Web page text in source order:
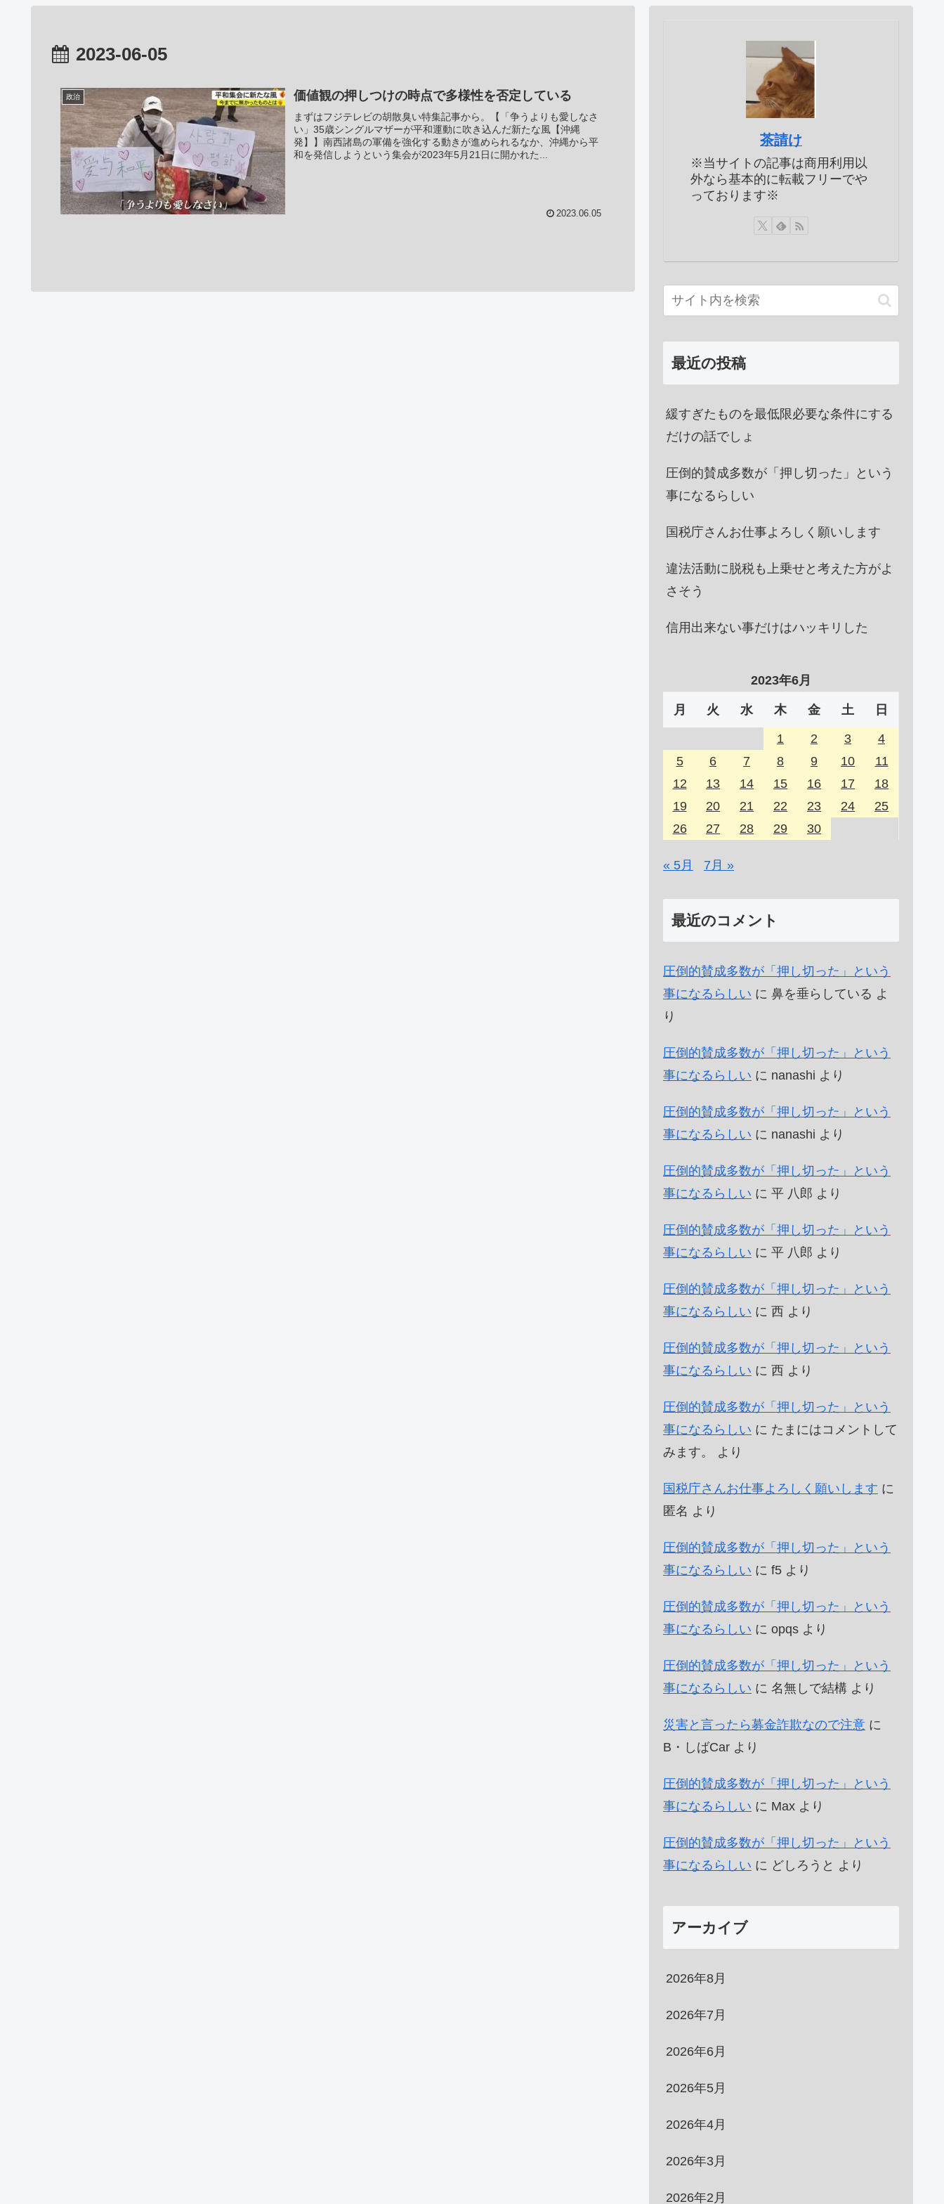
2023-06-05
政治 価値観の押しつけの時点で多様性を否定している
まずはフジテレビの胡散臭い特集記事から。【「争うよりも愛しなさ
い」35歳シングルマザーが平和運動に吹き込んだ新たな風【沖縄
発】】南西諸島の軍備を強化する動きが進められるなか、沖縄から平
和を発信しようという集会が2023年5月21日に開かれた...
2023.06.05
茶請け
※当サイトの記事は商用利用以
外なら基本的に転載フリーでや
っております※
最近の投稿
緩すぎたものを最低限必要な条件にする
だけの話でしょ
圧倒的賛成多数が「押し切った」という
事になるらしい
国税庁さんお仕事よろしく願いします
違法活動に脱税も上乗せと考えた方がよ
さそう
信用出来ない事だけはハッキリした
2023年6月
月 火 水 木 金 土 日
1 2 3
4
5
6 7 8 9 10
11
12
13 14 15 16 17
18
19
20 21 22 23 24
25
26
27 28 29 30
« 5月 7月 »
最近のコメント
圧倒的賛成多数が「押し切った」という
事になるらしい に 鼻を垂らしている よ
り
圧倒的賛成多数が「押し切った」という
事になるらしい に nanashi より
圧倒的賛成多数が「押し切った」という
事になるらしい に nanashi より
圧倒的賛成多数が「押し切った」という
事になるらしい に 平 八郎 より
圧倒的賛成多数が「押し切った」という
事になるらしい に 平 八郎 より
圧倒的賛成多数が「押し切った」という
事になるらしい に 西 より
圧倒的賛成多数が「押し切った」という
事になるらしい に 西 より
圧倒的賛成多数が「押し切った」という
事になるらしい に たまにはコメントして
みます。
より
国税庁さんお仕事よろしく願いします に
匿名 より
圧倒的賛成多数が「押し切った」という
事になるらしい に f5 より
圧倒的賛成多数が「押し切った」という
事になるらしい に opqs より
圧倒的賛成多数が「押し切った」という
事になるらしい に 名無しで結構 より
災害と言ったら募金詐欺なので注意 に
B・しばCar より
圧倒的賛成多数が「押し切った」という
事になるらしい に Max より
圧倒的賛成多数が「押し切った」という
事になるらしい に どしろうと より
アーカイブ
2026年8月
2026年7月
2026年6月
2026年5月
2026年4月
2026年3月
2026年2月